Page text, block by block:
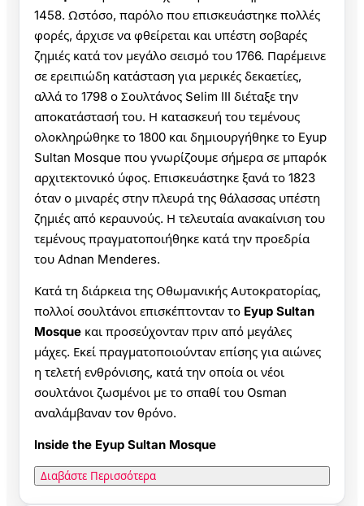
1458. Ωστόσο, παρόλο που επισκευάστηκε πολλές
φορές, άρχισε να φθείρεται και υπέστη σοβαρές
ζημιές κατά τον μεγάλο σεισμό του 1766. Παρέμεινε
σε ερειπιώδη κατάσταση για μερικές δεκαετίες,
αλλά το 1798 ο Σουλτάνος Selim III διέταξε την
αποκατάστασή του. Η κατασκευή του τεμένους
ολοκληρώθηκε το 1800 και δημιουργήθηκε το Eyup
Sultan Mosque που γνωρίζουμε σήμερα σε μπαρόκ
αρχιτεκτονικό ύφος. Επισκευάστηκε ξανά το 1823
όταν ο μιναρές στην πλευρά της θάλασσας υπέστη
ζημιές από κεραυνούς. Η τελευταία ανακαίνιση του
τεμένους πραγματοποιήθηκε κατά την προεδρία
του Adnan Menderes.
Κατά τη διάρκεια της Οθωμανικής Αυτοκρατορίας,
πολλοί σουλτάνοι επισκέπτονταν το Eyup Sultan
Mosque και προσεύχονταν πριν από μεγάλες
μάχες. Εκεί πραγματοποιούνταν επίσης για αιώνες
η τελετή ενθρόνισης, κατά την οποία οι νέοι
σουλτάνοι ζωσμένοι με το σπαθί του Osman
αναλάμβαναν τον θρόνο.
Inside the Eyup Sultan Mosque
Διαβάστε Περισσότερα